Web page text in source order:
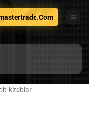
kitoblar